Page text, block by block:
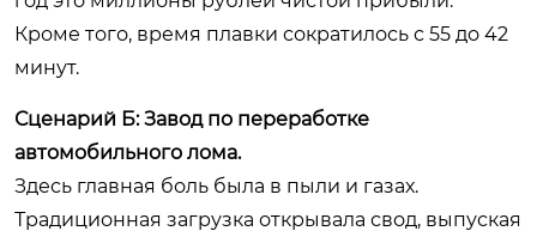
Кроме того, время плавки сократилось с 55 до 42
минут.
Сценарий Б: Завод по переработке
автомобильного лома.
Здесь главная боль была в пыли и газах.
Традиционная загрузка открывала свод, выпуская